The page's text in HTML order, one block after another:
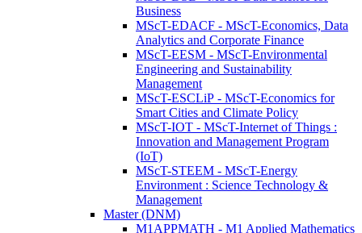
Business
MScT-EDACF - MScT-Economics, Data
Analytics and Corporate Finance
MScT-EESM - MScT-Environmental
Engineering and Sustainability
Management
MScT-ESCLiP - MScT-Economics for
Smart Cities and Climate Policy
MScT-IOT - MScT-Internet of Things :
Innovation and Management Program
(IoT)
MScT-STEEM - MScT-Energy
Environment : Science Technology &
Management
Master (DNM)
M1APPMATH - M1 Applied Mathematics